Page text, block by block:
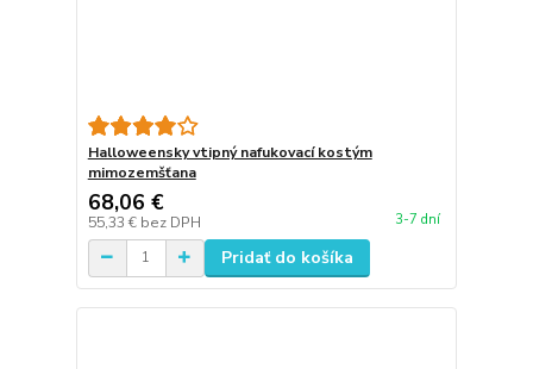
Halloweensky vtipný nafukovací kostým
mimozemšťana
68,06 €
55,33 € bez DPH 3-7 dní
Pridať do košíka